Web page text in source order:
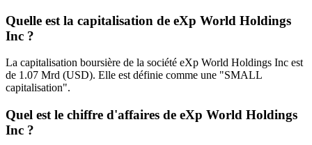
Quelle est la capitalisation de eXp World Holdings
Inc ?
La capitalisation boursière de la société eXp World Holdings Inc est
de 1.07 Mrd (USD). Elle est définie comme une "SMALL
capitalisation".
Quel est le chiffre d'affaires de eXp World Holdings
Inc ?